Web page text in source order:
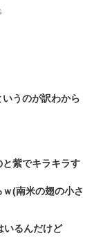
うのが訳わから
紫でキラキラす
(南米の翅の小さ
いるんだけど